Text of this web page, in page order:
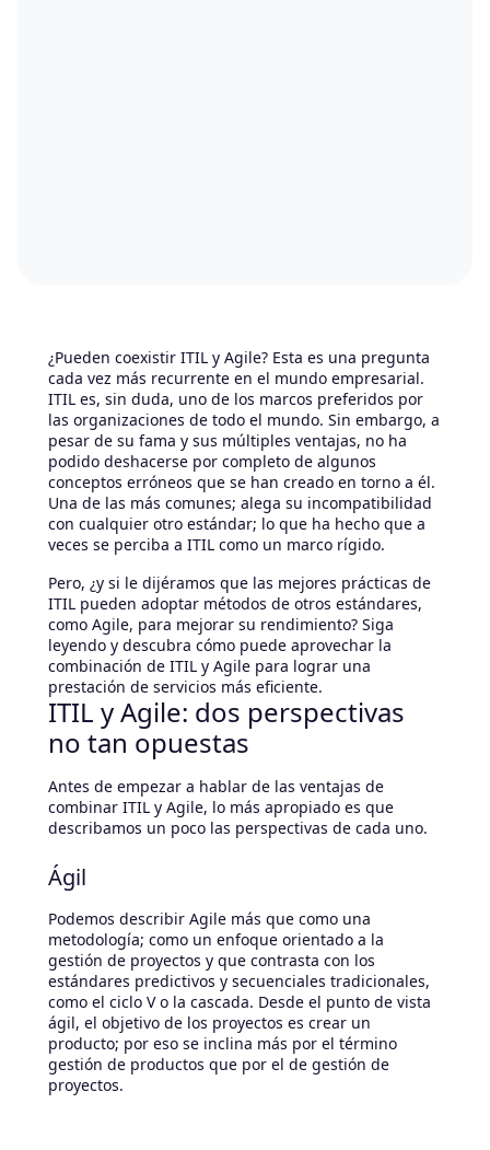
¿Pueden coexistir ITIL y Agile? Esta es una pregunta
cada vez más recurrente en el mundo empresarial.
ITIL es, sin duda, uno de los marcos preferidos por
las organizaciones de todo el mundo. Sin embargo, a
pesar de su fama y sus múltiples ventajas, no ha
podido deshacerse por completo de algunos
conceptos erróneos que se han creado en torno a él.
Una de las más comunes; alega su incompatibilidad
con cualquier otro estándar; lo que ha hecho que a
veces se perciba a ITIL como un marco rígido.
Pero, ¿y si le dijéramos que las mejores prácticas de
ITIL pueden adoptar métodos de otros estándares,
como Agile, para mejorar su rendimiento? Siga
leyendo y descubra cómo puede aprovechar la
combinación de ITIL y Agile para lograr una
prestación de servicios más eficiente.
ITIL y Agile: dos perspectivas
no tan opuestas
Antes de empezar a hablar de las ventajas de
combinar ITIL y Agile, lo más apropiado es que
describamos un poco las perspectivas de cada uno.
Ágil
Podemos describir Agile más que como una
metodología; como un enfoque orientado a la
gestión de proyectos y que contrasta con los
estándares predictivos y secuenciales tradicionales,
como el ciclo V o la cascada. Desde el punto de vista
ágil, el objetivo de los proyectos es crear un
producto; por eso se inclina más por el término
gestión de productos que por el de gestión de
proyectos.